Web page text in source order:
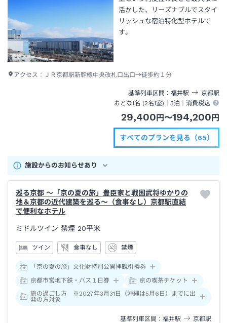
活かした、リーズナブルでスタイ
リッシュな宿泊特化型ホテルで
す。
アクセス： ＪＲ京都駅新幹線中央改札口出口→徒歩約１分
基準列車区間 福井駅 京都駅
おとな1名 (2名1室)｜ 3泊 ｜消費税込
29,400円〜194,200円
すべてのプランを見る（65）
施設からのお知らせあり
巡る京都 ～「京の夏の旅」豊臣家と戦国武将ゆかりの
地＆京都の近代建築を巡る～（食事なし）京都駅直結
で便利なホテル
ミドルツイン 禁煙 20平米
ツイン 食事なし 禁煙
「京の夏の旅」文化財特別公開拝観引換券
京都市営地下鉄・バス１日券
京の喫茶チケット
旅の過ごし方 ※2027年3月31日（沖縄は5月6日）までに出
発の方対象
基準列車区間 福井駅 京都駅